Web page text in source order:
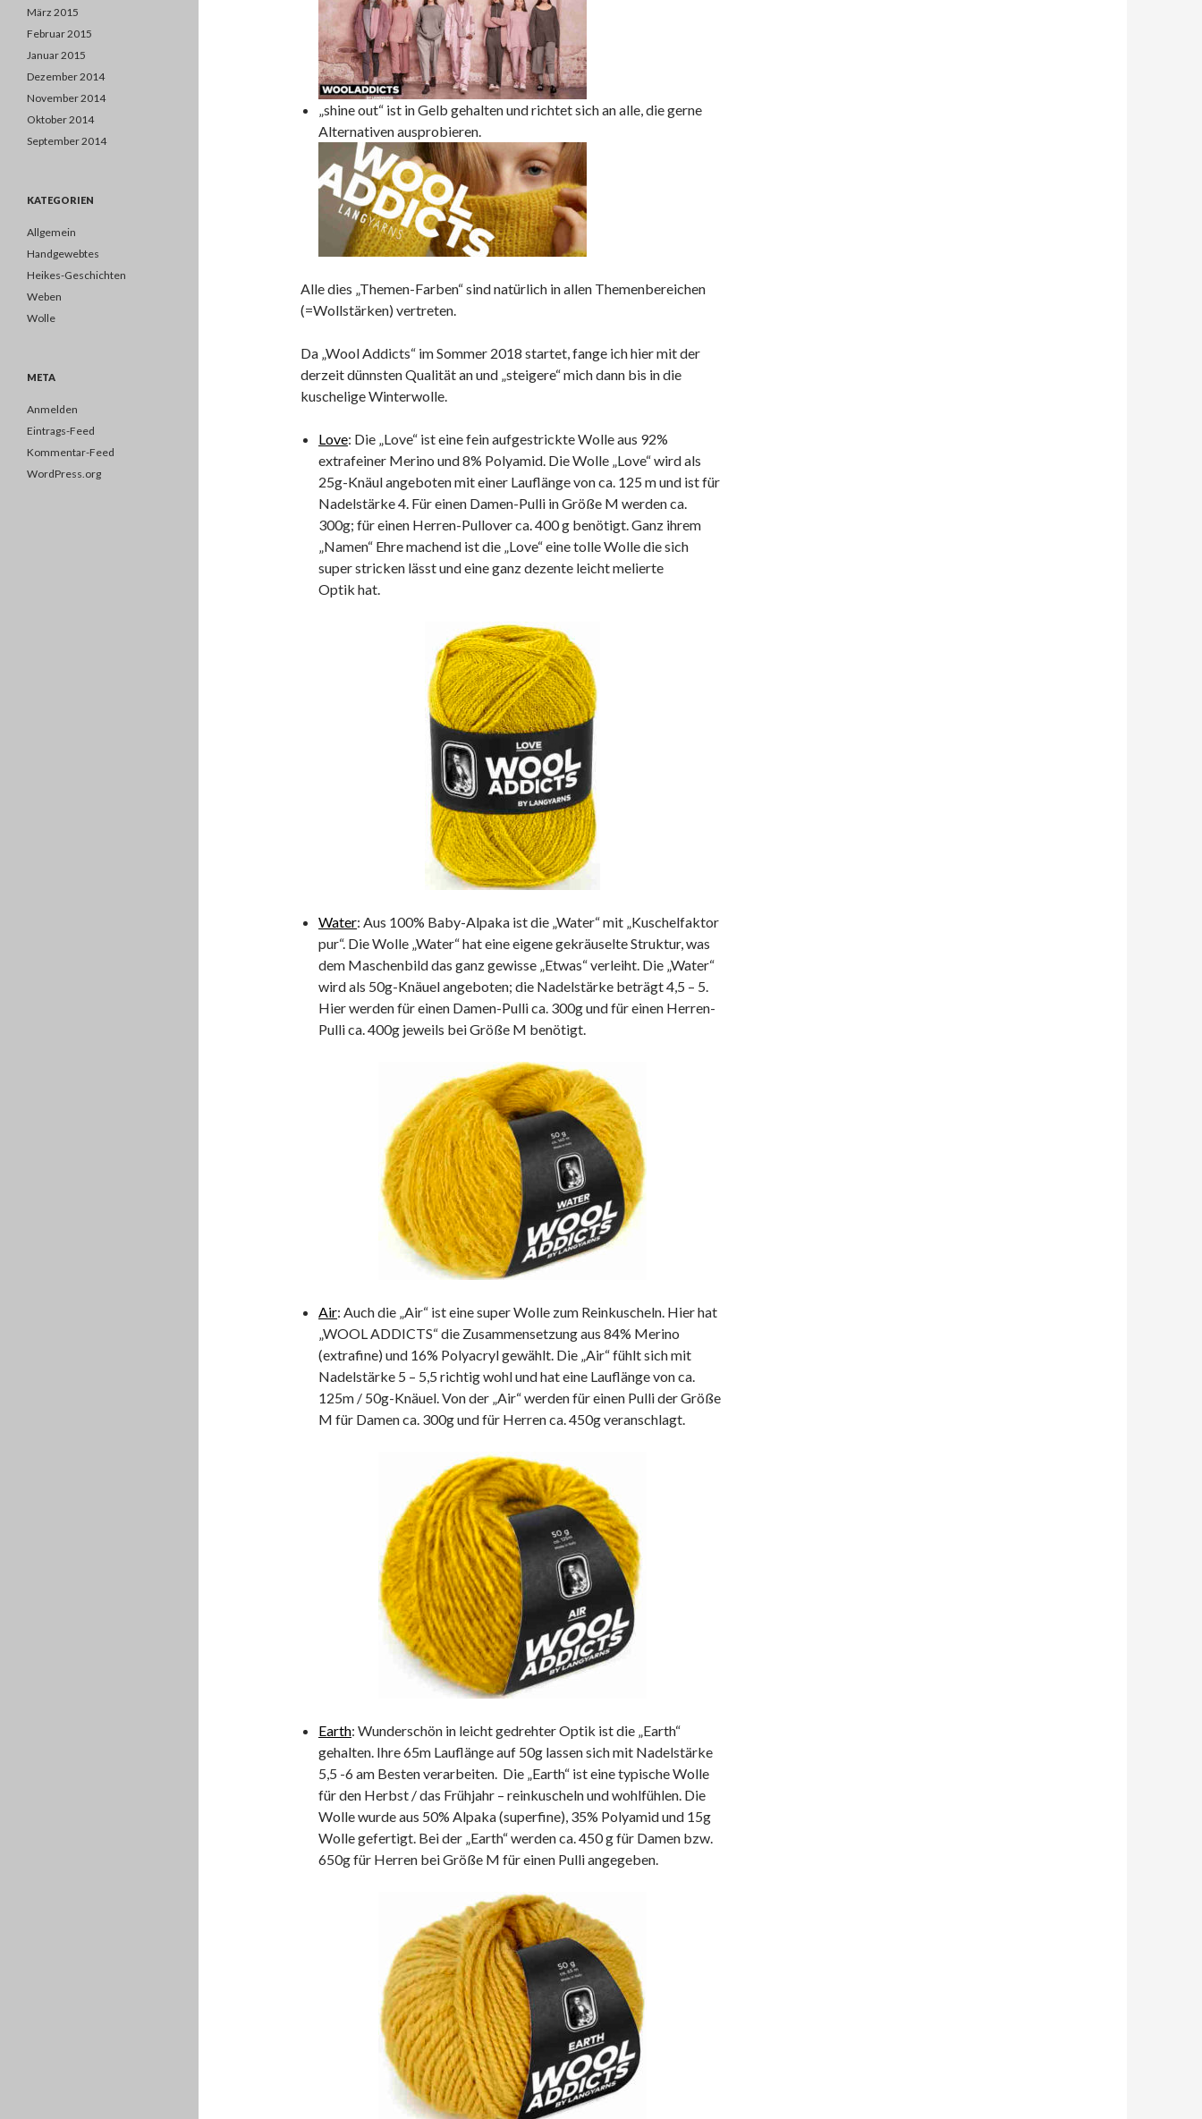
„shine out“ ist in Gelb gehalten und richtet sich an alle, die gerne
Alternativen ausprobieren.
Alle dies „Themen-Farben“ sind natürlich in allen Themenbereichen
(=Wollstärken) vertreten.
Da „Wool Addicts“ im Sommer 2018 startet, fange ich hier mit der
derzeit dünnsten Qualität an und „steigere“ mich dann bis in die
kuschelige Winterwolle.
Love: Die „Love“ ist eine fein aufgestrickte Wolle aus 92%
extrafeiner Merino und 8% Polyamid. Die Wolle „Love“ wird als
25g-Knäul angeboten mit einer Lauflänge von ca. 125 m und ist für
Nadelstärke 4. Für einen Damen-Pulli in Größe M werden ca.
300g; für einen Herren-Pullover ca. 400 g benötigt. Ganz ihrem
„Namen“ Ehre machend ist die „Love“ eine tolle Wolle die sich
super stricken lässt und eine ganz dezente leicht melierte
Optik hat.
Water: Aus 100% Baby-Alpaka ist die „Water“ mit „Kuschelfaktor
pur“. Die Wolle „Water“ hat eine eigene gekräuselte Struktur, was
dem Maschenbild das ganz gewisse „Etwas“ verleiht. Die „Water“
wird als 50g-Knäuel angeboten; die Nadelstärke beträgt 4,5 – 5.
Hier werden für einen Damen-Pulli ca. 300g und für einen Herren-
Pulli ca. 400g jeweils bei Größe M benötigt.
Air: Auch die „Air“ ist eine super Wolle zum Reinkuscheln. Hier hat
„WOOL ADDICTS“ die Zusammensetzung aus 84% Merino
(extrafine) und 16% Polyacryl gewählt. Die „Air“ fühlt sich mit
Nadelstärke 5 – 5,5 richtig wohl und hat eine Lauflänge von ca.
125m / 50g-Knäuel. Von der „Air“ werden für einen Pulli der Größe
M für Damen ca. 300g und für Herren ca. 450g veranschlagt.
Earth: Wunderschön in leicht gedrehter Optik ist die „Earth“
gehalten. Ihre 65m Lauflänge auf 50g lassen sich mit Nadelstärke
5,5 -6 am Besten verarbeiten. Die „Earth“ ist eine typische Wolle
für den Herbst / das Frühjahr – reinkuscheln und wohlfühlen. Die
Wolle wurde aus 50% Alpaka (superfine), 35% Polyamid und 15g
Wolle gefertigt. Bei der „Earth“ werden ca. 450 g für Damen bzw.
650g für Herren bei Größe M für einen Pulli angegeben.
März 2015
Februar 2015
Januar 2015
Dezember 2014
November 2014
Oktober 2014
September 2014
KATEGORIEN
Allgemein
Handgewebtes
Heikes-Geschichten
Weben
Wolle
META
Anmelden
Eintrags-Feed
Kommentar-Feed
WordPress.org